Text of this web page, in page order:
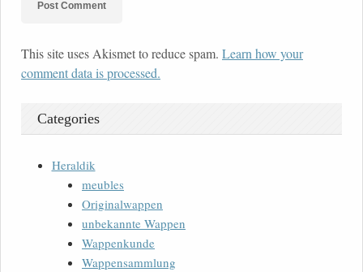
This site uses Akismet to reduce spam. Learn how your
comment data is processed.
Categories
Heraldik
meubles
Originalwappen
unbekannte Wappen
Wappenkunde
Wappensammlung